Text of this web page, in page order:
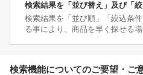
検索結果を「並び替え」及び「
検索結果を「並び順」「絞込条
る事により、商品を早く探せる場
検索機能についてのご要望・ご